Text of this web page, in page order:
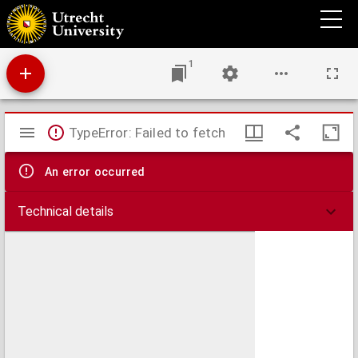
Bijdrage tot de leer der verjaring en der wettelijke vervaltermijnen op privaatrechtelijk
gebied
1
Mirador
viewer
TypeError: Failed to fetch
An error occurred
Technical details